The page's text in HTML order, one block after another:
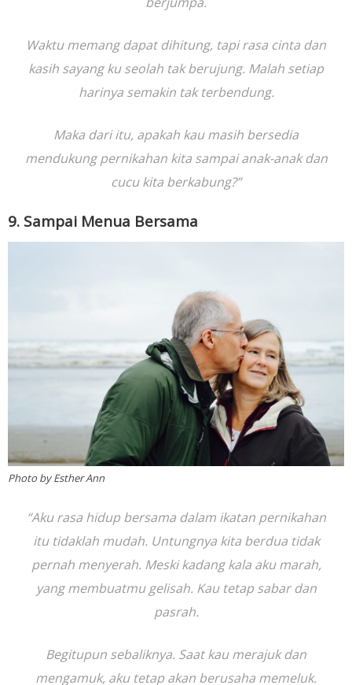
Waktu memang dapat dihitung, tapi rasa cinta dan
kasih sayang ku seolah tak berujung. Malah setiap
harinya semakin tak terbendung.
Maka dari itu, apakah kau masih bersedia
mendukung pernikahan kita sampai anak-anak dan
cucu kita berkabung?”
9. Sampai Menua Bersama
Photo by Esther Ann
“Aku rasa hidup bersama dalam ikatan pernikahan
itu tidaklah mudah. Untungnya kita berdua tidak
pernah menyerah. Meski kadang kala aku marah,
yang membuatmu gelisah. Kau tetap sabar dan
pasrah.
Begitupun sebaliknya. Saat kau merajuk dan
mengamuk, aku tetap akan berusaha memeluk.